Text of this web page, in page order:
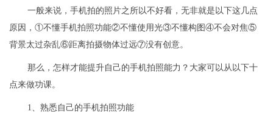
一般来说，手机拍的照片之所以不好看，无非就是以下这几点
原因，①不懂手机拍照功能②不懂使用光③不懂构图④不会对焦⑤
背景太过杂乱⑥距离拍摄物体过远⑦没有创意。
那么，怎样才能提升自己的手机拍照能力？大家可以从以下十
点来做功课。
1、熟悉自己的手机拍照功能